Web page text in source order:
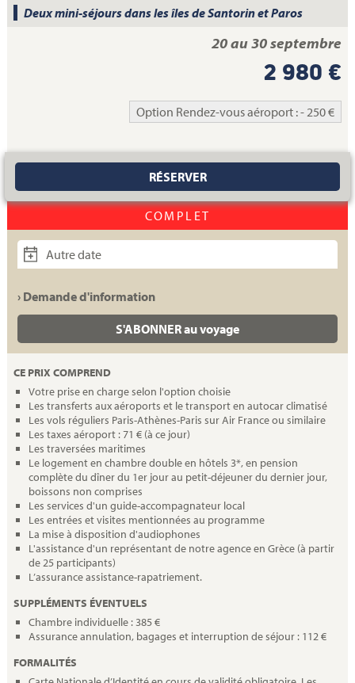
Deux mini-séjours dans les îles de Santorin et Paros
20 au 30 septembre
2 980 €
Option Rendez-vous aéroport : - 250 €
RÉSERVER
COMPLET
Autre date
› Demande d'information
S'ABONNER au voyage
CE PRIX COMPREND
Votre prise en charge selon l'option choisie
Les transferts aux aéroports et le transport en autocar climatisé
Les vols réguliers Paris-Athènes-Paris sur Air France ou similaire
Les taxes aéroport : 71 € (à ce jour)
Les traversées maritimes
Le logement en chambre double en hôtels 3*, en pension
complète du dîner du 1er jour au petit-déjeuner du dernier jour,
boissons non comprises
Les services d'un guide-accompagnateur local
Les entrées et visites mentionnées au programme
La mise à disposition d'audiophones
L'assistance d'un représentant de notre agence en Grèce (à partir
de 25 participants)
L’assurance assistance-rapatriement.
SUPPLÉMENTS ÉVENTUELS
Chambre individuelle : 385 €
Assurance annulation, bagages et interruption de séjour : 112 €
FORMALITÉS